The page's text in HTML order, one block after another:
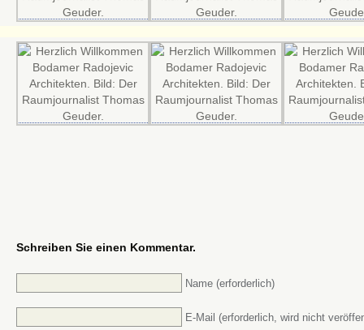
Schreiben Sie einen Kommentar.
Name (erforderlich)
E-Mail (erforderlich, wird nicht